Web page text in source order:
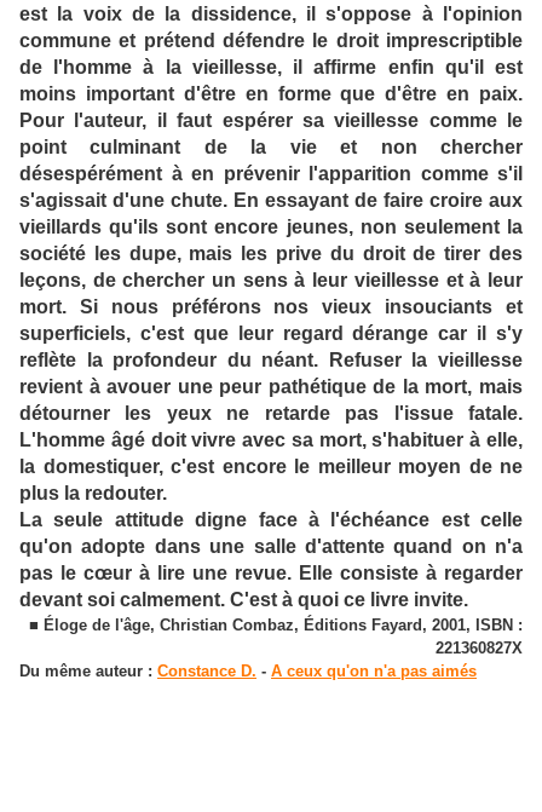
est la voix de la dissidence, il s'oppose à l'opinion
commune et prétend défendre le droit imprescriptible
de l'homme à la vieillesse, il affirme enfin qu'il est
moins important d'être en forme que d'être en paix.
Pour l'auteur, il faut espérer sa vieillesse comme le
point culminant de la vie et non chercher
désespérément à en prévenir l'apparition comme s'il
s'agissait d'une chute. En essayant de faire croire aux
vieillards qu'ils sont encore jeunes, non seulement la
société les dupe, mais les prive du droit de tirer des
leçons, de chercher un sens à leur vieillesse et à leur
mort. Si nous préférons nos vieux insouciants et
superficiels, c'est que leur regard dérange car il s'y
reflète la profondeur du néant. Refuser la vieillesse
revient à avouer une peur pathétique de la mort, mais
détourner les yeux ne retarde pas l'issue fatale.
L'homme âgé doit vivre avec sa mort, s'habituer à elle,
la domestiquer, c'est encore le meilleur moyen de ne
plus la redouter.
La seule attitude digne face à l'échéance est celle
qu'on adopte dans une salle d'attente quand on n'a
pas le cœur à lire une revue. Elle consiste à regarder
devant soi calmement. C'est à quoi ce livre invite.
■ Éloge de l'âge, Christian Combaz, Éditions Fayard, 2001, ISBN :
221360827X
Du même auteur : Constance D. - A ceux qu'on n'a pas aimés